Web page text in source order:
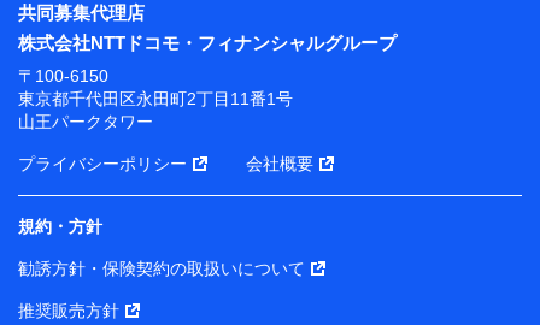
共同募集代理店
株式会社NTTドコモ・フィナンシャルグループ
〒100-6150
東京都千代田区永田町2丁目11番1号
山王パークタワー
プライバシーポリシー 会社概要
規約・方針
勧誘方針・保険契約の取扱いについて
推奨販売方針